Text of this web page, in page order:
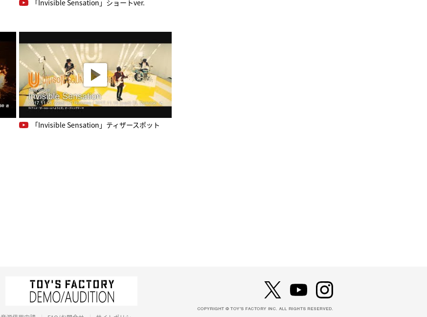
「Invisible Sensation」ショートver.
「Invisible Sensation」ティザースポット